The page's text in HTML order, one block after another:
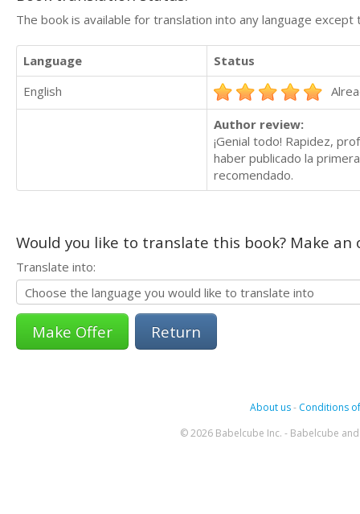
The book is available for translation into any language
Language
Status
English
Author review:
¡Genial todo! Rapidez,
haber publicado la
recomendado.
Would you like to translate this book? Make
Translate into:
Return
About us- Conditions
© 2026 Babelcube Inc. - Babelcube